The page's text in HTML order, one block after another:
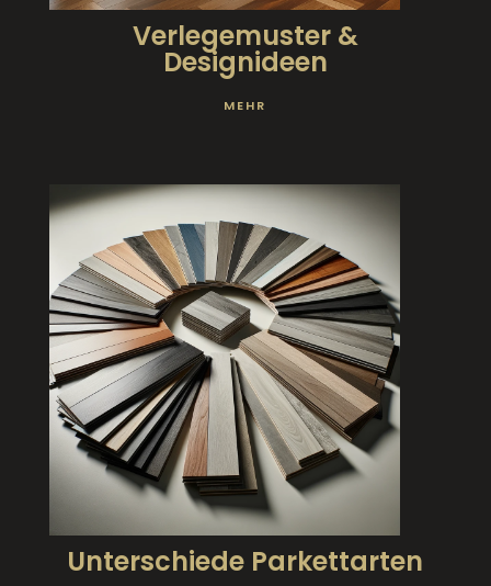
Verlegemuster &
Designideen
MEHR
Unterschiede Parkettarten